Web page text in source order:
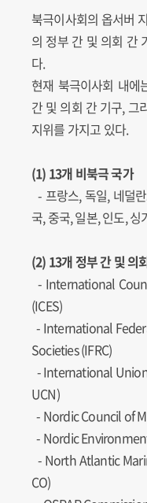
북극이사회의 옵서버
의 정부 간 및 의회 간
다.
현재 북극이사회 내
간 및 의회 간 기구, 그
지위를 가지고 있다.
(1) 13개 비북극 국가
- 프랑스, 독일, 네덜
국, 중국, 일본, 인도, 싱
(2) 13개 정부 간 및 의
- International
(ICES)
- International
Societies (IFRC)
-International
UCN)
- Nordic Council of
- Nordic
- North Atlantic
CO)